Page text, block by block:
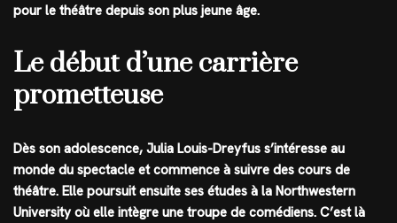
pour le théâtre depuis son plus jeune âge.
Le début d’une carrière
prometteuse
Dès son adolescence, Julia Louis-Dreyfus s’intéresse au
monde du spectacle et commence à suivre des cours de
théâtre. Elle poursuit ensuite ses études à la Northwestern
University où elle intègre une troupe de comédiens. C’est là